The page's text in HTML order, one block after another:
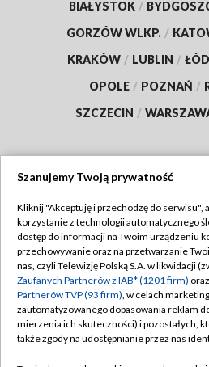
BIAŁYSTOK /
GORZÓW WLKP. /
KRAKÓW / LUBLIN /
OPOLE / POZNAŃ /
SZCZECIN /
TVP
Abonament TVP
Emisja w TVP
Centrum informacji TVP
Naziemna Telewizja Cyfrowa
Regulamin
Polityka
Moje
Pomoc
Szanujemy Twoją prywatność
Kliknij "Akceptuję i przechodzę do serwisu",
korzystanie z technologii automatycznego
dostęp do informacji na Twoim urządzeniu
przechowywanie oraz na przetwarzanie
nas, czyli Telewizję Polską S.A. w likwidacji
Zaufanych Partnerów z IAB* (1201 firm)
Partnerów TVP (93 firm), w celach
zautomatyzowanego dopasowania reklam
mierzenia ich skuteczności) i pozostałych,
także zgody na udostępnianie przez nas